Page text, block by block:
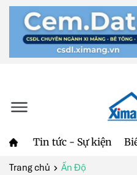
Tin tức - Sự kiện
Trang chủ Ấn Độ